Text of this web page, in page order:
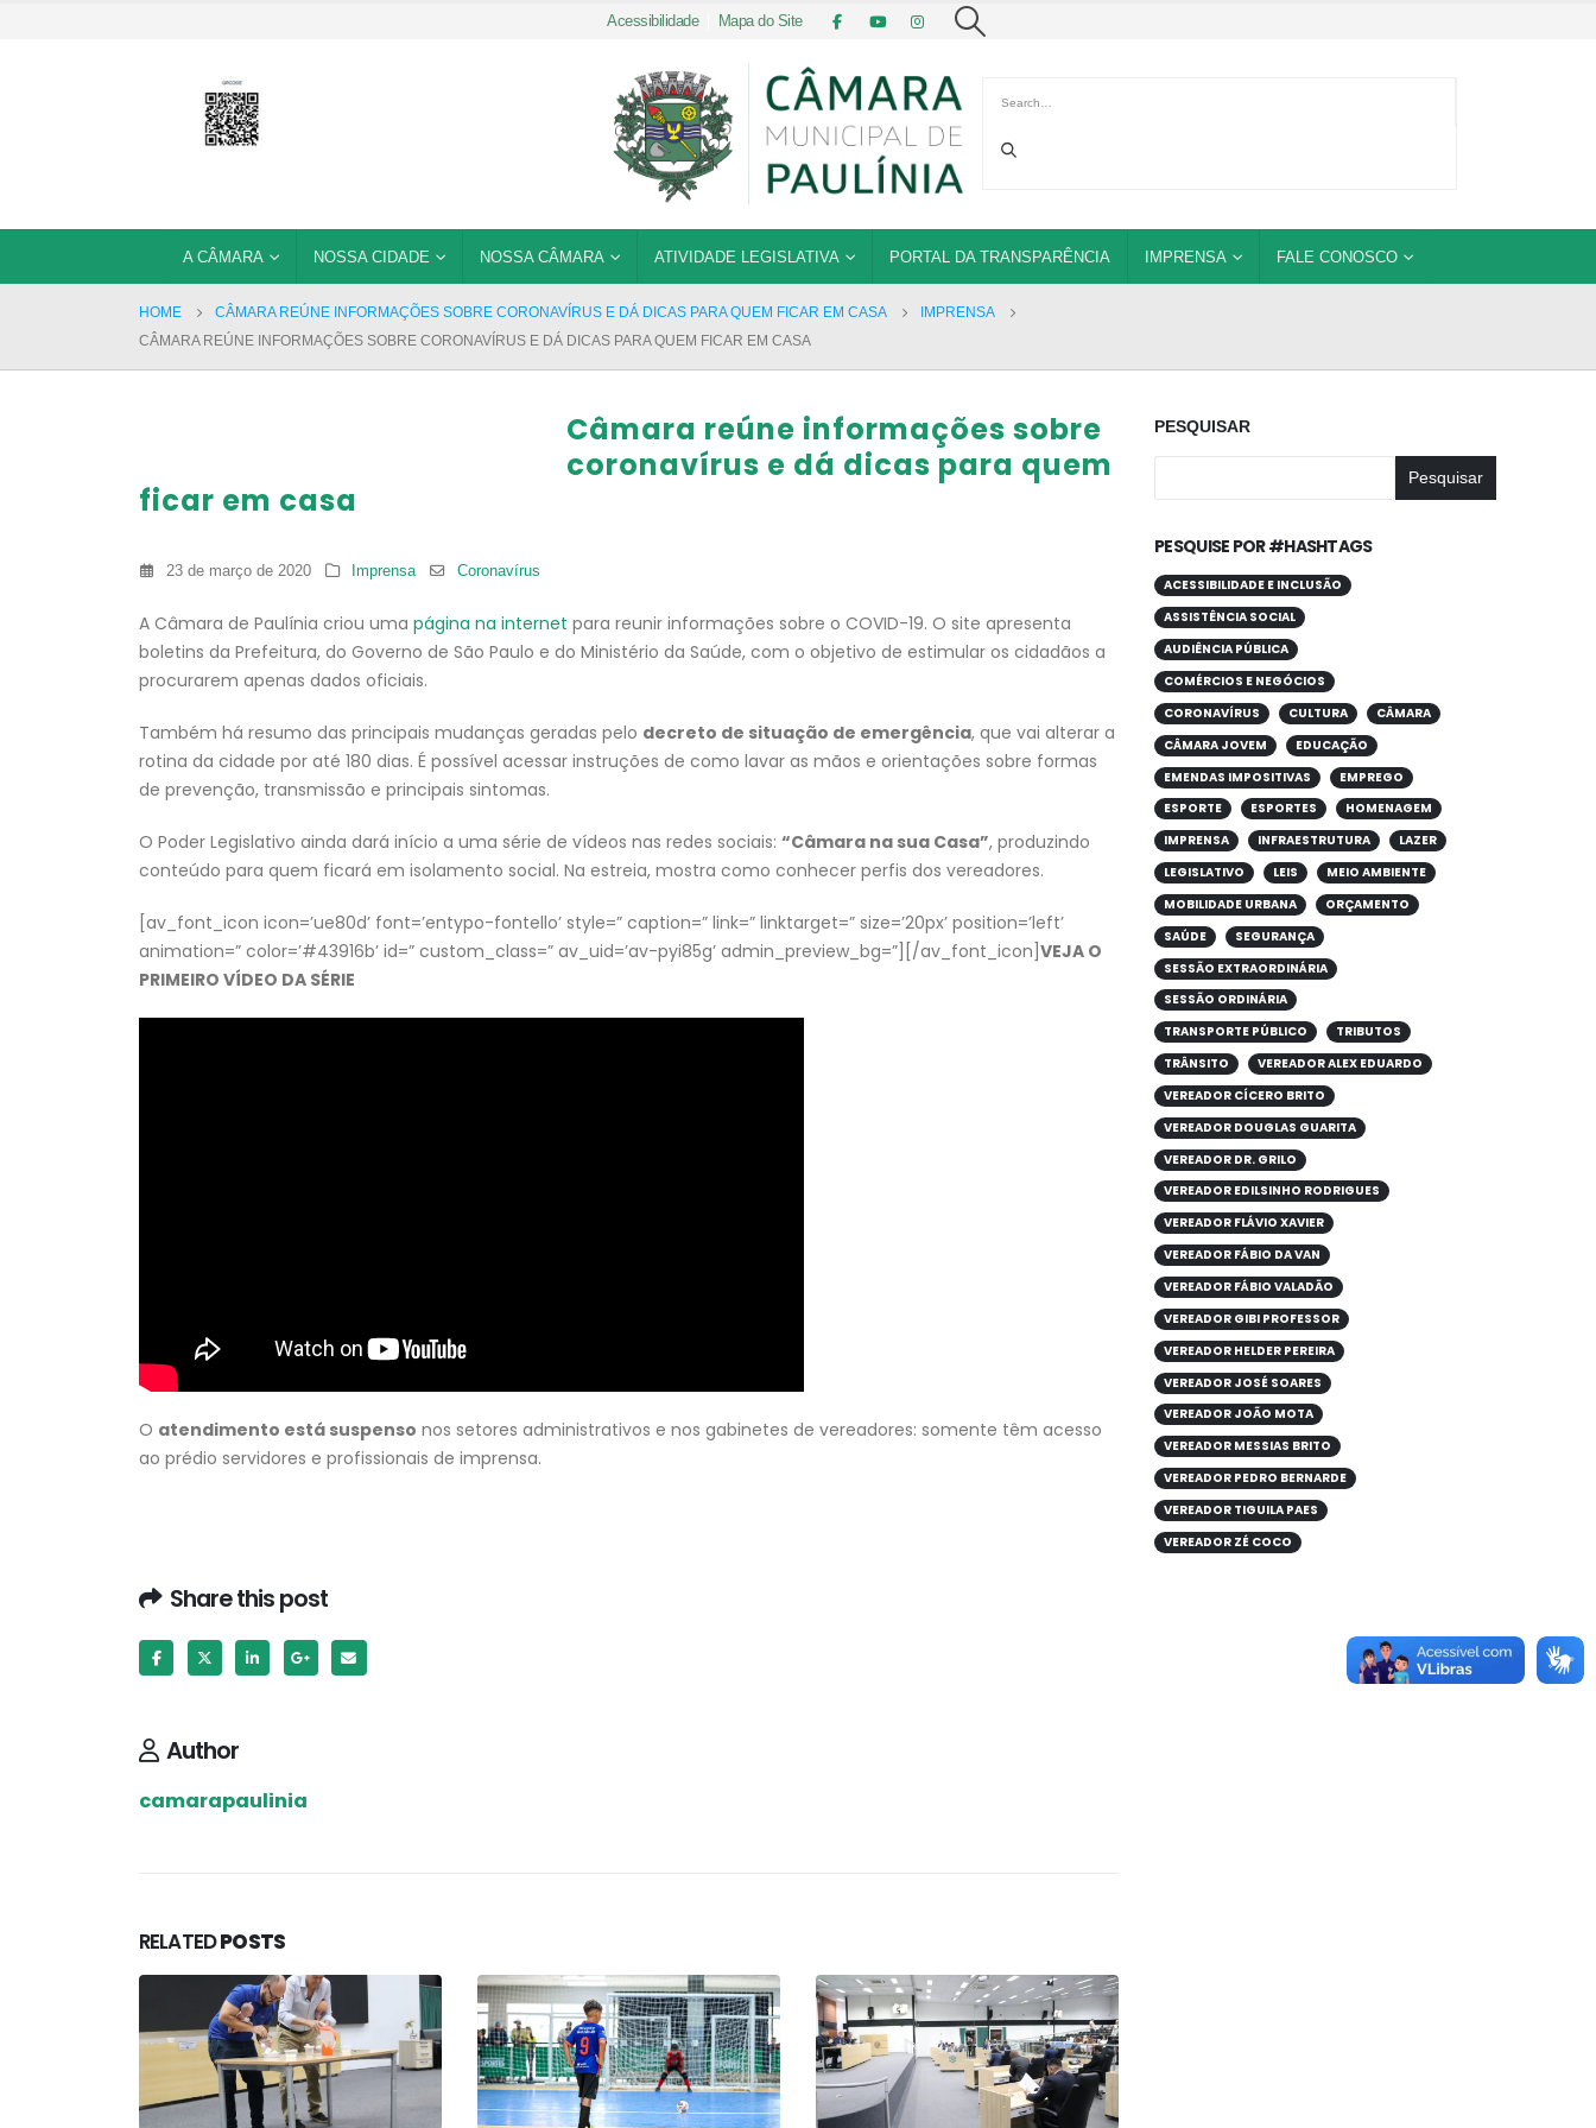
Acessibilidade| Mapa do Site
A CÂMARA NOSSA CIDADE NOSSA CÂMARA ATIVIDADE LEGISLATIVA PORTAL DA TRANSPARÊNCIA IMPRENSA FALE CONOSCO
HOME CÂMARA REÚNE INFORMAÇÕES SOBRE CORONAVÍRUS E DÁ DICAS PARA QUEM FICAR EM CASA
IMPRENSA
CÂMARA REÚNE INFORMAÇÕES SOBRE CORONAVÍRUS E DÁ DICAS PARA QUEM FICAR EM CASA
Câmara reúne informações sobre
coronavírus e dá dicas para quem
ficar em casa
23 de março de 2020 Imprensa Coronavírus
A Câmara de Paulínia criou uma página na internet para reunir informações sobre o COVID-19. O site apresenta
boletins da Prefeitura, do Governo de São Paulo e do Ministério da Saúde, com o objetivo de estimular os cidadãos a
procurarem apenas dados oficiais.
Também há resumo das principais mudanças geradas pelo decreto de situação de emergência, que vai alterar a
rotina da cidade por até 180 dias. É possível acessar instruções de como lavar as mãos e orientações sobre formas
de prevenção, transmissão e principais sintomas.
O Poder Legislativo ainda dará início a uma série de vídeos nas redes sociais: “Câmara na sua Casa”, produzindo
conteúdo para quem ficará em isolamento social. Na estreia, mostra como conhecer perfis dos vereadores.
[av_font_icon icon=’ue80d’ font=’entypo-fontello’ style=” caption=” link=” linktarget=” size=’20px’ position=’left’
animation=” color=’#43916b’ id=” custom_class=” av_uid=’av-pyi85g’ admin_preview_bg=”][/av_font_icon]VEJA O
PRIMEIRO VÍDEO DA SÉRIE
O atendimento está suspenso nos setores administrativos e nos gabinetes de vereadores: somente têm acesso
ao prédio servidores e profissionais de imprensa.
Share this post
Author
camarapaulinia
RELATEDPOSTS
PESQUISAR
Pesquisar
PESQUISE POR #HASHTAGS
ACESSIBILIDADE E INCLUSÃO
ASSISTÊNCIA SOCIAL
AUDIÊNCIA PÚBLICA
COMÉRCIOS E NEGÓCIOS
CORONAVÍRUS
CULTURA
CÂMARA
CÂMARA JOVEM
EDUCAÇÃO
EMENDAS IMPOSITIVAS
EMPREGO
ESPORTE
ESPORTES
HOMENAGEM
IMPRENSA
INFRAESTRUTURA
LAZER
LEGISLATIVO
LEIS
MEIO AMBIENTE
MOBILIDADE URBANA
ORÇAMENTO
SAÚDE
SEGURANÇA
SESSÃO EXTRAORDINÁRIA
SESSÃO ORDINÁRIA
TRANSPORTE PÚBLICO
TRIBUTOS
TRÂNSITO
VEREADOR ALEX EDUARDO
VEREADOR CÍCERO BRITO
VEREADOR DOUGLAS GUARITA
VEREADOR DR. GRILO
VEREADOR EDILSINHO RODRIGUES
VEREADOR FLÁVIO XAVIER
VEREADOR FÁBIO DA VAN
VEREADOR FÁBIO VALADÃO
VEREADOR GIBI PROFESSOR
VEREADOR HELDER PEREIRA
VEREADOR JOSÉ SOARES
VEREADOR JOÃO MOTA
VEREADOR MESSIAS BRITO
VEREADOR PEDRO BERNARDE
VEREADOR TIGUILA PAES
VEREADOR ZÉ COCO